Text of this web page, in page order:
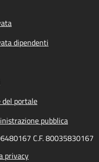
menu
dipendenti
portale
pubblica
C.F. 80035830167
privacy